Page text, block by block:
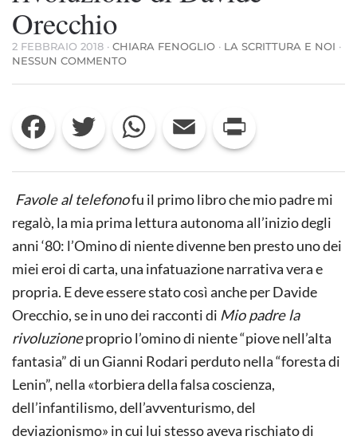
Orecchio
2 FEBBRAIO 2018 · CHIARA FENOGLIO · LA SCRITTURA E NOI ·
NESSUN COMMENTOSU
INTERMITTENZE
DELLA
STORIA:
SU
PADRE
RIVOLUZIONE
DI
DAVIDE
ORECCHIO
Facebook Twitter WhatsApp Email
Favole al telefonofu il primo libro che mio padre mi
regalò, la mia prima lettura autonoma all’inizio degli
anni ‘80: l’Omino di niente divenne ben presto uno dei
miei eroi di carta, una infatuazione narrativa vera e
propria. E deve essere stato così anche per Davide
Orecchio, se in uno dei racconti di Mio padre la
rivoluzioneproprio l’omino di niente “piove nell’alta
fantasia” di un Gianni Rodari perduto nella “foresta di
Lenin”, nella «torbiera della falsa coscienza,
dell’infantilismo, dell’avventurismo, del
deviazionismo» in cui lui stesso aveva rischiato di